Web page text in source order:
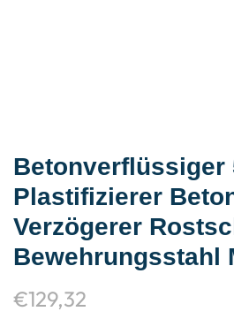
Betonverflüssiger
Plastifizierer
Verzögerer
Bewehrungsstahl
€129,32